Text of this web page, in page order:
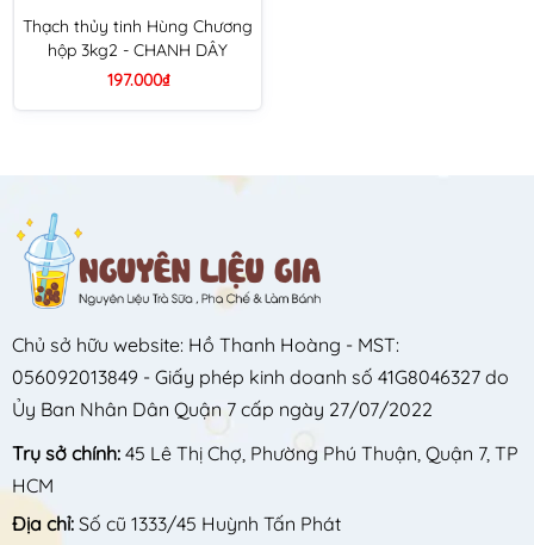
Thạch thủy tinh Hùng Chương
hộp 3kg2 - CHANH DÂY
197.000₫
Chủ sở hữu website: Hồ Thanh Hoàng - MST:
056092013849 - Giấy phép kinh doanh số 41G8046327 do
Ủy Ban Nhân Dân Quận 7 cấp ngày 27/07/2022
Trụ sở chính: 45 Lê Thị Chợ, Phường Phú Thuận, Quận 7, TP
HCM
Địa chỉ: Số cũ 1333/45 Huỳnh Tấn Phát